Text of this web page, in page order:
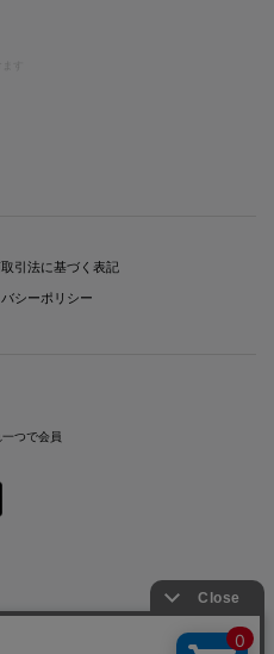
す
引法に基づく表記
シーポリシー
つで会員